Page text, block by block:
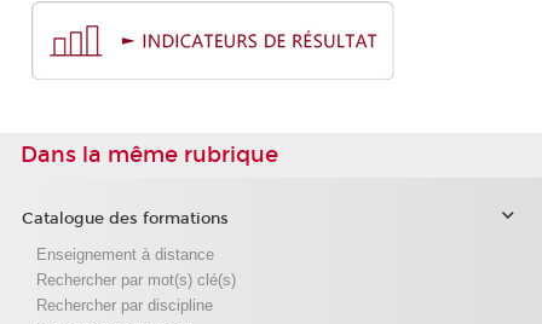
Dans la même rubrique
Catalogue des formations
Enseignement à distance
Rechercher par mot(s) clé(s)
Rechercher par discipline